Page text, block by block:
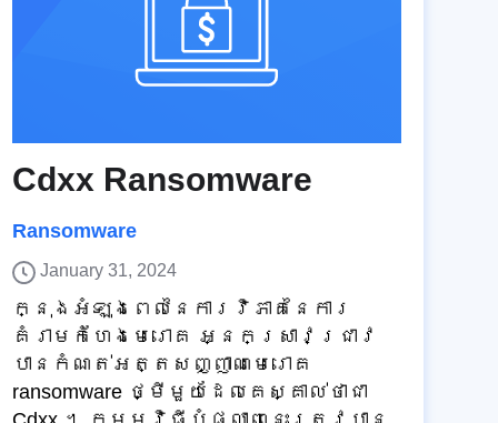
Cdxx Ransomware
Ransomware
January 31, 2024
ក្នុងអំឡុងពេលនៃការវិភាគនៃការ
គំរាមកំហែងមេរោគ អ្នកស្រាវជ្រាវ
បានកំណត់អត្តសញ្ញាណមេរោគ
ransomware ថ្មីមួយដែលគេស្គាល់ថាជា